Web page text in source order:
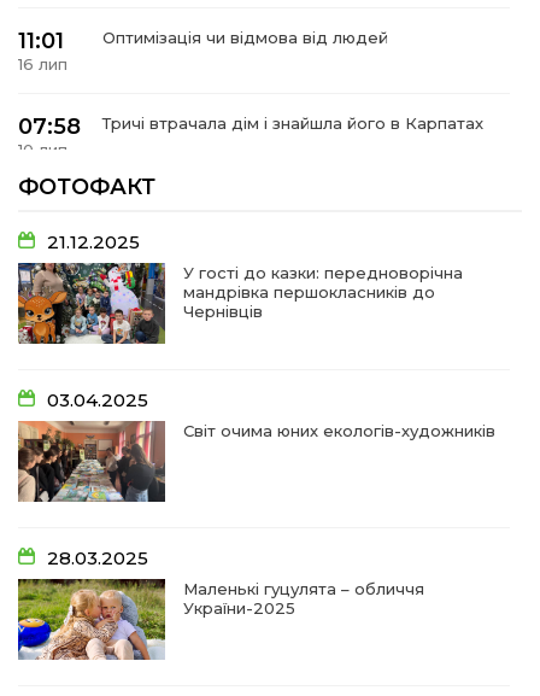
11:01
16 лип
Оптимізація чи відмова від людей
07:58
10 лип
Тричі втрачала дім і знайшла його в Карпатах
10 лип
13:30
06 лип
Від прикордонної застави до Донбасу:
14:18
01 лип
09:31
28 чер
Творчі підсумки юних художників
09:28
28 чер
Довгопільський рок заради благодійності
09:20
28 чер
Проза Людмили Охріменко: про те, що і гріє, і
болить…
ФОТОФАКТ
21.12.2025
У гості до казки: передноворічна
мандрівка першокласників до
Чернівців
03.04.2025
Світ очима юних екологів-художників
28.03.2025
Маленькі гуцулята – обличчя
України-2025